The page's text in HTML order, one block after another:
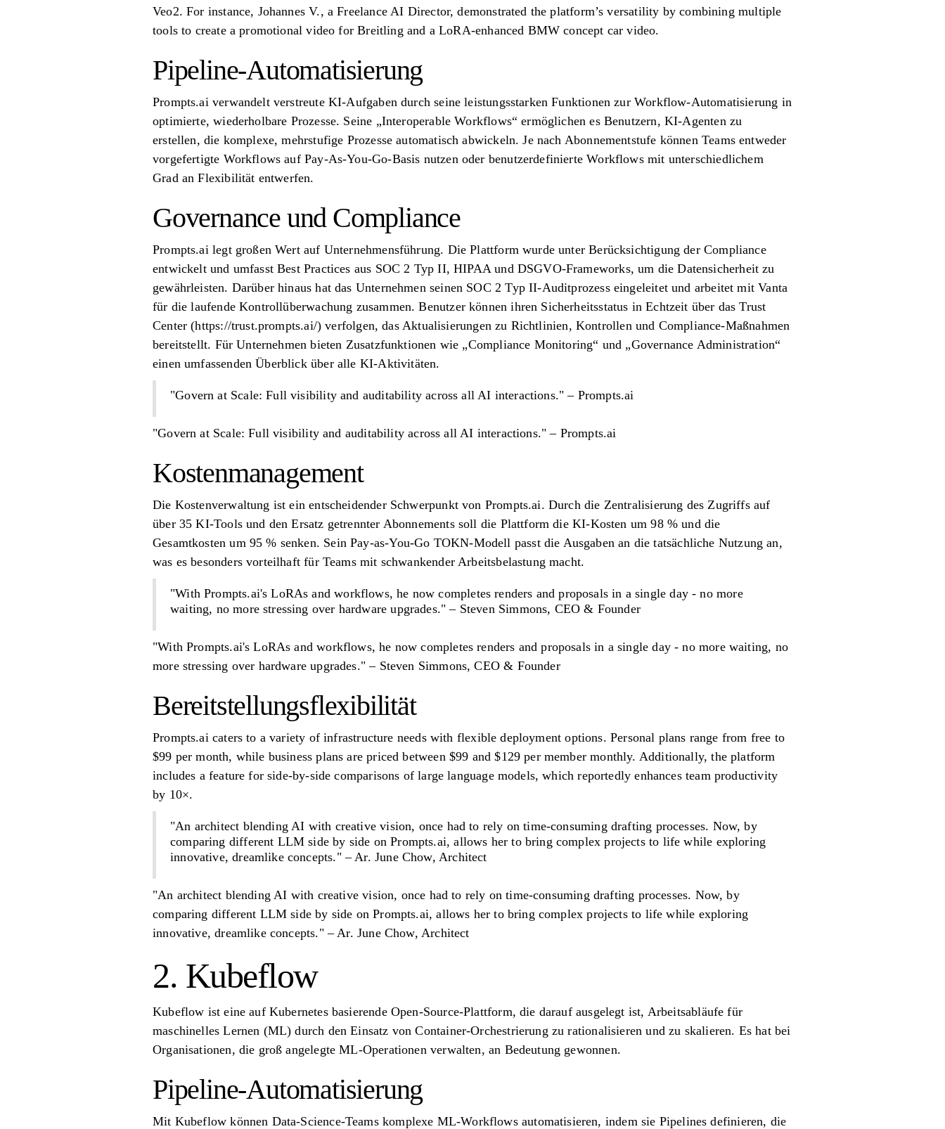
Veo2. For instance, Johannes V., a Freelance AI Director, demonstrated the platform’s versatility by combining multiple
tools to create a promotional video for Breitling and a LoRA-enhanced BMW concept car video.
Pipeline-Automatisierung
Prompts.ai verwandelt verstreute KI-Aufgaben durch seine leistungsstarken Funktionen zur Workflow-Automatisierung in
optimierte, wiederholbare Prozesse. Seine „Interoperable Workflows“ ermöglichen es Benutzern, KI-Agenten zu
erstellen, die komplexe, mehrstufige Prozesse automatisch abwickeln. Je nach Abonnementstufe können Teams entweder
vorgefertigte Workflows auf Pay-As-You-Go-Basis nutzen oder benutzerdefinierte Workflows mit unterschiedlichem
Grad an Flexibilität entwerfen.
Governance und Compliance
Prompts.ai legt großen Wert auf Unternehmensführung. Die Plattform wurde unter Berücksichtigung der Compliance
entwickelt und umfasst Best Practices aus SOC 2 Typ II, HIPAA und DSGVO-Frameworks, um die Datensicherheit zu
gewährleisten. Darüber hinaus hat das Unternehmen seinen SOC 2 Typ II-Auditprozess eingeleitet und arbeitet mit Vanta
für die laufende Kontrollüberwachung zusammen. Benutzer können ihren Sicherheitsstatus in Echtzeit über das Trust
Center (https://trust.prompts.ai/) verfolgen, das Aktualisierungen zu Richtlinien, Kontrollen und Compliance-Maßnahmen
bereitstellt. Für Unternehmen bieten Zusatzfunktionen wie „Compliance Monitoring“ und „Governance Administration“
einen umfassenden Überblick über alle KI-Aktivitäten.
"Govern at Scale: Full visibility and auditability across all AI interactions." – Prompts.ai
"Govern at Scale: Full visibility and auditability across all AI interactions." – Prompts.ai
Kostenmanagement
Die Kostenverwaltung ist ein entscheidender Schwerpunkt von Prompts.ai. Durch die Zentralisierung des Zugriffs auf
über 35 KI-Tools und den Ersatz getrennter Abonnements soll die Plattform die KI-Kosten um 98 % und die
Gesamtkosten um 95 % senken. Sein Pay-as-You-Go TOKN-Modell passt die Ausgaben an die tatsächliche Nutzung an,
was es besonders vorteilhaft für Teams mit schwankender Arbeitsbelastung macht.
"With Prompts.ai's LoRAs and workflows, he now completes renders and proposals in a single day - no more
waiting, no more stressing over hardware upgrades." – Steven Simmons, CEO & Founder
"With Prompts.ai's LoRAs and workflows, he now completes renders and proposals in a single day - no more waiting, no
more stressing over hardware upgrades." – Steven Simmons, CEO & Founder
Bereitstellungsflexibilität
Prompts.ai caters to a variety of infrastructure needs with flexible deployment options. Personal plans range from free to
$99 per month, while business plans are priced between $99 and $129 per member monthly. Additionally, the platform
includes a feature for side-by-side comparisons of large language models, which reportedly enhances team productivity
by 10×.
"An architect blending AI with creative vision, once had to rely on time-consuming drafting processes. Now, by
comparing different LLM side by side on Prompts.ai, allows her to bring complex projects to life while exploring
innovative, dreamlike concepts." – Ar. June Chow, Architect
"An architect blending AI with creative vision, once had to rely on time-consuming drafting processes. Now, by
comparing different LLM side by side on Prompts.ai, allows her to bring complex projects to life while exploring
innovative, dreamlike concepts." – Ar. June Chow, Architect
2. Kubeflow
Kubeflow ist eine auf Kubernetes basierende Open-Source-Plattform, die darauf ausgelegt ist, Arbeitsabläufe für
maschinelles Lernen (ML) durch den Einsatz von Container-Orchestrierung zu rationalisieren und zu skalieren. Es hat bei
Organisationen, die groß angelegte ML-Operationen verwalten, an Bedeutung gewonnen.
Pipeline-Automatisierung
Mit Kubeflow können Data-Science-Teams komplexe ML-Workflows automatisieren, indem sie Pipelines definieren, die